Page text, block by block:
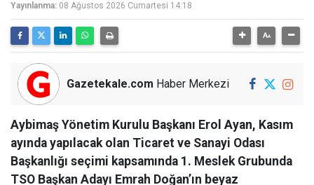
Yayınlanma: 08 Ağustos 2026 Cumartesi 14:18
Gazetekale.com Haber Merkezi
Aybimaş Yönetim Kurulu Başkanı Erol Ayan, Kasım
ayında yapılacak olan Ticaret ve Sanayi Odası
Başkanlığı seçimi kapsamında 1. Meslek Grubunda
TSO Başkan Adayı Emrah Doğan’ın beyaz